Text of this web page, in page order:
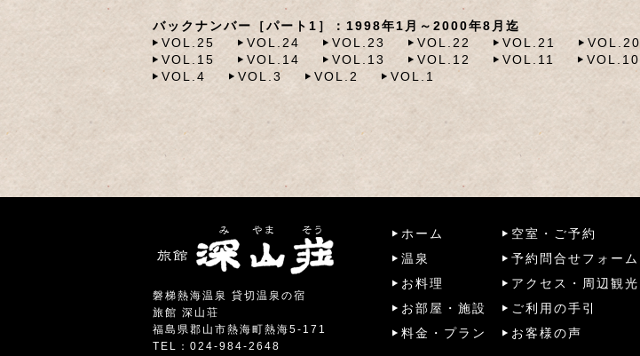
バックナンバー［パート1］：1998年1月～2000年8月迄
VOL.25
VOL.24 VOL.23 VOL.22 VOL.21 VOL.20
VOL.15
VOL.14 VOL.13 VOL.12 VOL.11 VOL.10
VOL.4
VOL.3 VOL.2 VOL.1
磐梯熱海温泉 貸切温泉の宿
旅館 深山荘
福島県郡山市熱海町熱海5-171
TEL：024-984-2648
ホーム
温泉
お料理
お部屋・施設
料金・プラン
空室・ご予約
予約問合せフォーム
アクセス・周辺観光
ご利用の手引
お客様の声